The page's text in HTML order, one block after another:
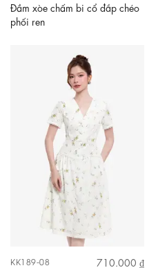
Đầm xòe chấm bi cổ đắp chéo
phối ren
KK189-08
710.000 ₫